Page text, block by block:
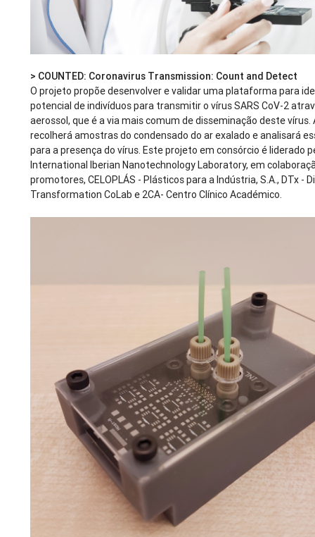
> COUNTED: Coronavirus Transmission: Count and Detect
O projeto propõe desenvolver e validar uma plataforma para
potencial de indivíduos para transmitir o vírus SARS CoV-2
aerossol, que é a via mais comum de disseminação deste
recolherá amostras do condensado do ar exalado e analisará
para a presença do vírus. Este projeto em consórcio é liderado
International Iberian Nanotechnology Laboratory, em
promotores, CELOPLÁS - Plásticos para a Indústria, S.A., DTx -
Transformation CoLab e 2CA- Centro Clínico Académico.